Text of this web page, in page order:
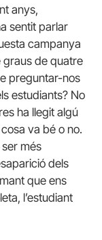
anys,
sentit parlar
campanya
graus de quatre
preguntar-nos
estudiants? No
ha llegit algú
va bé o no.
més
dels
que ens
l’estudiant